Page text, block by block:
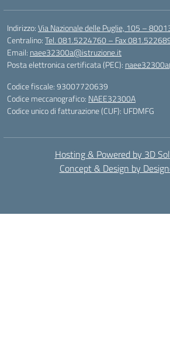
Indirizzo:Via Nazionale delle Puglie, 105 –
Centralino:Tel. 081.5224760 – Fax
Email: naee32300a@istruzione.it
Posta elettronica certificata (PEC):
Codice fiscale: 93007720639
Codice meccanografico: NAEE32300A
Codice unico di fatturazione (CUF): UFDMFG
Hosting & Powered by 3D
Concept & Design by